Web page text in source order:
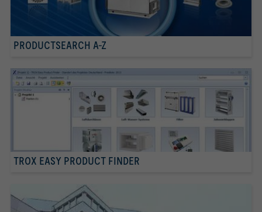
PRODUCTSEARCH A-Z
TROX EASY PRODUCT FINDER